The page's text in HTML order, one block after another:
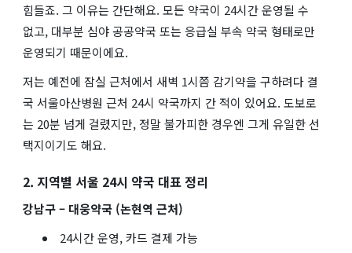
힘들죠. 그 이유는 간단해요. 모든 약국이 24시간 운영될 수
없고, 대부분 심야 공공약국 또는 응급실 부속 약국 형태로만
운영되기 때문이에요.
저는 예전에 잠실 근처에서 새벽 1시쯤 감기약을 구하려다 결
국 서울아산병원 근처 24시 약국까지 간 적이 있어요. 도보로
는 20분 넘게 걸렸지만, 정말 불가피한 경우엔 그게 유일한 선
택지이기도 해요.
2. 지역별 서울 24시 약국 대표 정리
강남구 – 대웅약국 (논현역 근처)
24시간 운영, 카드 결제 가능